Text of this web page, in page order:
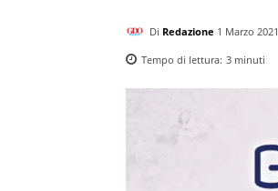
Di Redazione 1 Marzo 2021
Tempo di lettura: 3 minuti